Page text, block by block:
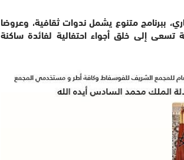
مهرجان الوطية إلى غاية 22 غشت الجاري، ببرنامج متنوع يشمل ندوات ثقافية، وعروضا
إلى خلق أجواء احتفالية لفائدة ساكنة